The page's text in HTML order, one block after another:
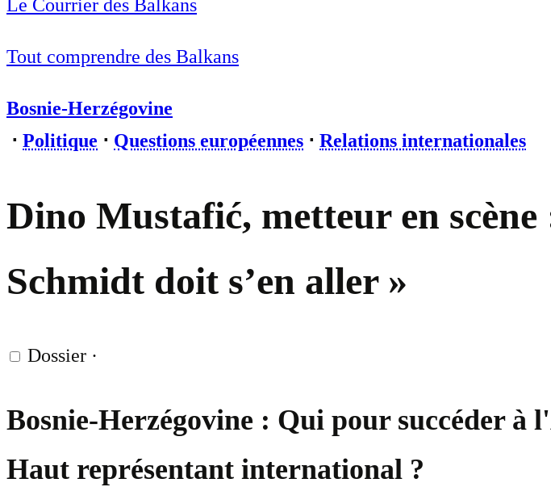
Le Courrier des Balkans
Tout comprendre des Balkans
Bosnie-Herzégovine
⋅ Politique ⋅ Questions européennes ⋅ Relations internationales
Dino Mustafić, metteur en
Schmidt doit s’en aller »
Dossier ·
Bosnie-Herzégovine : Qui pour succéder
Haut représentant international ?